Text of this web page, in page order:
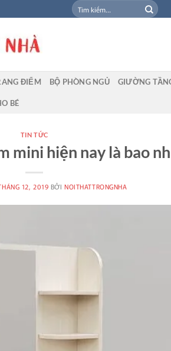
Tìm
kiếm:
ĐIỂM BỘ PHÒNG NGỦ GIƯỜNG
BÉ
TIN TỨC
mini hiện nay là bao
12, 2019 BỞINOITHATTRONGNHA